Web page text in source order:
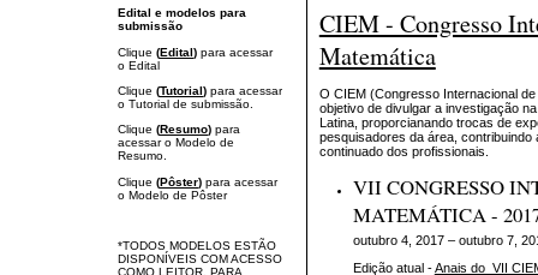
Edital e modelos para
submissão
Clique (Edital) para acessar
o Edital
Clique (Tutorial) para acessar
o Tutorial de submissão.
Clique (Resumo) para
acessar o Modelo de
Resumo.
Clique (Pôster) para acessar
o Modelo de Pôster
*TODOS MODELOS ESTÃO
DISPONÍVEIS COM ACESSO
CIEM - Congresso
Matemática
O CIEM (Congresso Internacional
objetivo de divulgar a investigação
Latina, proporcianando trocas de
pesquisadores da área,
continuado dos profissionais.
VII CONGRESSO
MATEMÁTICA -
outubro 4, 2017 – outubro 7,
Edição atual -Anais do VII